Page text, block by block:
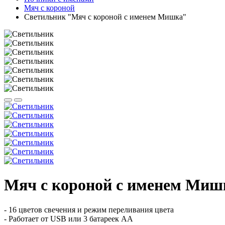
Мяч с короной
Светильник "Мяч с короной с именем Мишка"
Мяч с короной с именем
- 16 цветов свечения и режим переливания цвета
- Работает от USB или 3 батареек АА